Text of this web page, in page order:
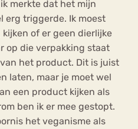
merkte dat het mijn
erg triggerde. Ik moest
of er geen dierlijke
op die verpakking staat
het product. Dit is juist
laten, maar je moet wel
een product kijken als
ben ik er mee gestopt.
het veganisme als